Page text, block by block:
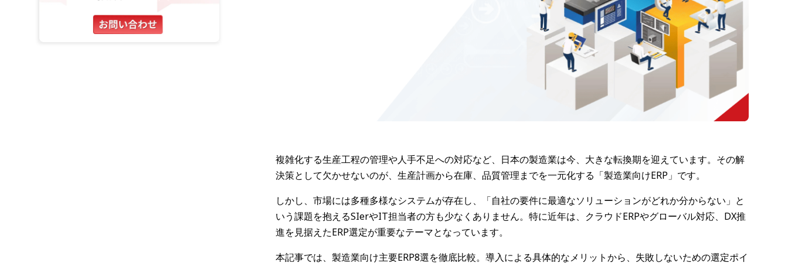
複雑化する生産工程の管理や人手不足への対応など、日本の製造業は今、大きな転換期を迎えています。その解
決策として欠かせないのが、生産計画から在庫、品質管理までを一元化する「製造業向けERP」です。
しかし、市場には多種多様なシステムが存在し、「自社の要件に最適なソリューションがどれか分からない」と
いう課題を抱えるSIerやIT担当者の方も少なくありません。特に近年は、クラウドERPやグローバル対応、DX推
進を見据えたERP選定が重要なテーマとなっています。
本記事では、製造業向け主要ERP8選を徹底比較。導入による具体的なメリットから、失敗しないための選定ポイ